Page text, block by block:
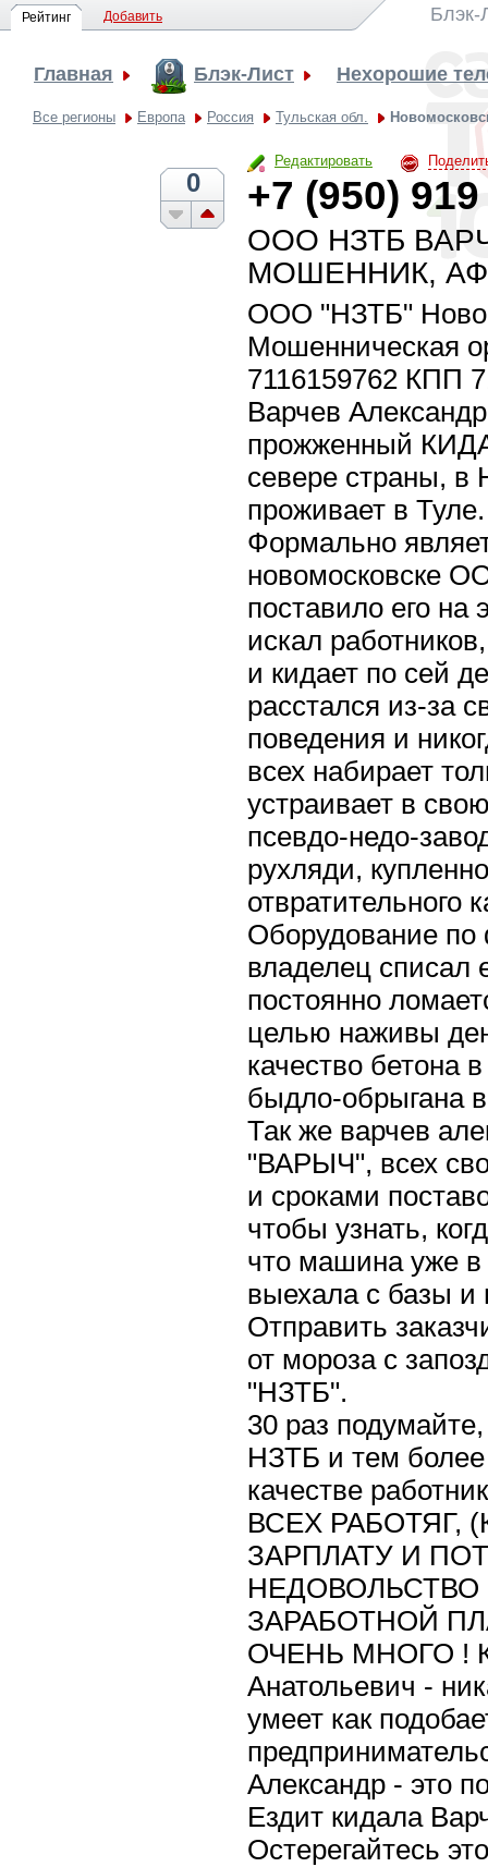
Рейтинг Добавить Блэк-
Главная Блэк-Лист Нехорошие
Все регионы Европа Россия Тульская обл.
Редактировать
0 +7 (950)
ООО НЗТБ
МОШЕННИК,
ООО "НЗТБ"
Мошенническая
7116159762 КПП
Варчев
прожженный
севере страны,
проживает в
Формально
новомосковске
поставило его на
искал
и кидает по сей
расстался из-за
поведения и
всех набирает
устраивает в
псевдо-недо-
рухляди,
отвратительного
Оборудование
владелец списал
постоянно
целью наживы
качество бетона
быдло-обрыгана
Так же варчев
"ВАРЫЧ", всех
и сроками
чтобы узнать,
что машина уже в
выехала с базы и
Отправить
от мороза с
"НЗТБ".
30 раз
НЗТБ и тем более
качестве
ВСЕХ РАБОТЯГ,
ЗАРПЛАТУ И
ЗАРАБОТНОЙ
ОЧЕНЬ МНОГО !
Анатольевич -
умеет как
Александр - это
Ездит кидала
Остерегайтесь